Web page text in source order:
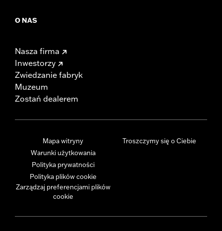
O NAS
Nasza firma
Inwestorzy
Zwiedzanie fabryk
Muzeum
Zostań dealerem
Mapa witryny
Warunki użytkowania
Polityka prywatności
Polityka plików cookie
Zarządzaj preferencjami plików
cookie
Troszczymy się o Ciebie